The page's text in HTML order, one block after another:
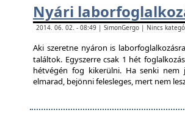
Nyári
2014. 06. 02. - 08:49 | SimonGergo | Nincs
Aki szeretne nyáron is
találtok. Egyszerre csak 1 hét
hétvégén fog kikerülni. Ha senki nem
elmarad, bejönni felesleges, mert nem